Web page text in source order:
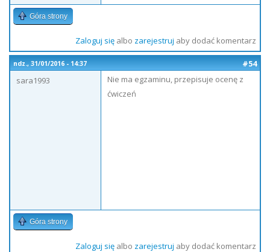
Góra strony
Zaloguj sięalbo zarejestruj aby dodać komentarz
ndz., 31/01/2016 - 14:37
#54
sara1993
Nie ma egzaminu, przepisuje ocenę z
ćwiczeń
Góra strony
Zaloguj sięalbo zarejestruj aby dodać komentarz